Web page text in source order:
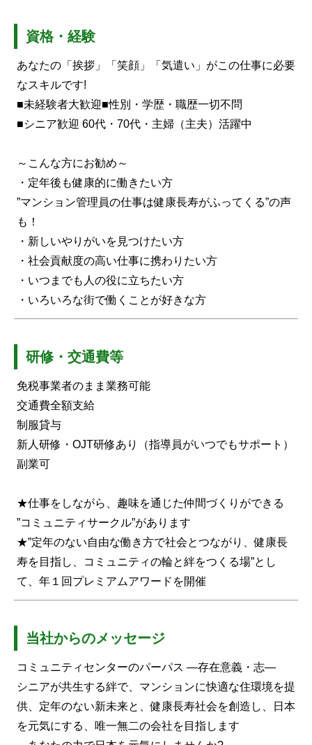
資格・経験
あなたの「挨拶」「笑顔」「気遣い」がこの仕事に必要
なスキルです!
■未経験者大歓迎■性別・学歴・職歴一切不問
■シニア歓迎 60代・70代・主婦（主夫）活躍中
～こんな方にお勧め～
・定年後も健康的に働きたい方
”マンション管理員の仕事は健康長寿がふってくる”の声
も！
・新しいやりがいを見つけたい方
・社会貢献度の高い仕事に携わりたい方
・いつまでも人の役に立ちたい方
・いろいろな街で働くことが好きな方
研修・交通費等
免税事業者のまま業務可能
交通費全額支給
制服貸与
新人研修・OJT研修あり（指導員がいつでもサポート）
副業可
★仕事をしながら、趣味を通じた仲間づくりができる
”コミュニティサークル”があります
★”定年のない自由な働き方で社会とつながり、健康長
寿を目指し、コミュニティの輪と絆をつくる場”とし
て、年１回プレミアムアワードを開催
当社からのメッセージ
コミュニティセンターのパーパス ―存在意義・志―
シニアが共生する絆で、マンションに快適な住環境を提
供、定年のない新未来と、健康長寿社会を創造し、日本
を元気にする、唯一無二の会社を目指します